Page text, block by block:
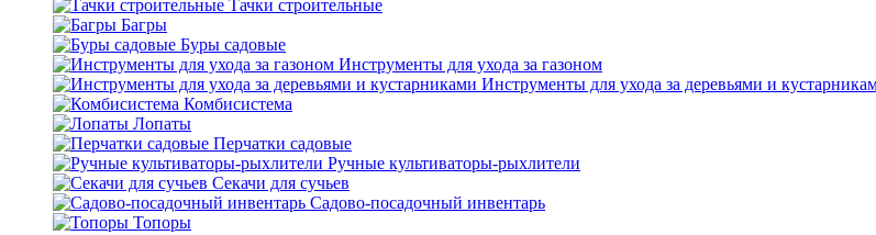
Тачки строительные
Багры
Буры садовые
Инструменты для ухода за газоном
Инструменты для ухода за деревьями и
Комбисистема
Лопаты
Перчатки садовые
Ручные культиваторы-рыхлители
Секачи для сучьев
Садово-посадочный инвентарь
Топоры